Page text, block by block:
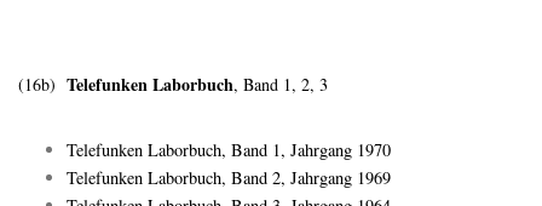
(16b) Telefunken Laborbuch, Band 1, 2, 3
Telefunken Laborbuch, Band 1, Jahrgang 1970
Telefunken Laborbuch, Band 2, Jahrgang 1969